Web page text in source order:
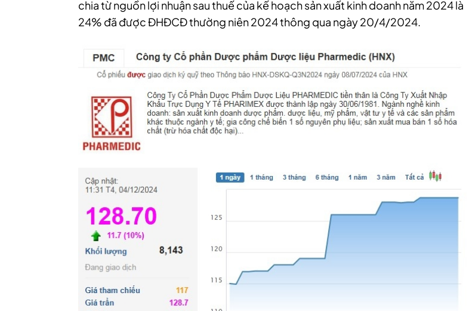
chia từ nguồn lợi nhuận sau thuế của kế hoạch sản xuất kinh doanh năm 2024 là
24% đã được ĐHĐCĐ thường niên 2024 thông qua ngày 20/4/2024.